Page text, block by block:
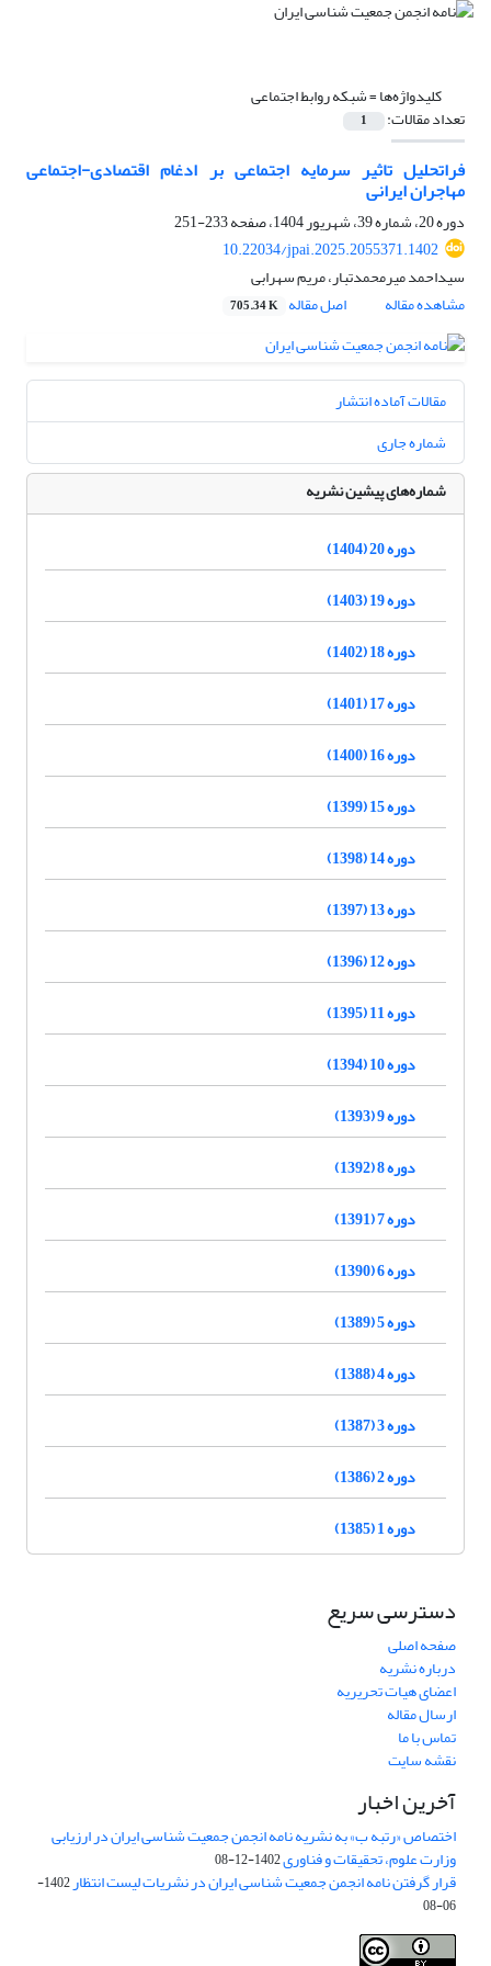
کلیدواژه‌ها =شبکه روابط اجتماعی
تعداد مقالات: 1
فراتحلیل تاثیر سرمایه اجتماعی بر ادغام اقتصادی-اجتماعی
مهاجران ایرانی
دوره 20، شماره 39، شهریور 1404، صفحه
233-251
10.22034/jpai.2025.2055371.1402
سیداحمد میرمحمدتبار، مریم سهرابی
مشاهده مقاله
اصل مقاله 705.34 K
مقالات آماده انتشار
شماره جاری
شماره‌های پیشین نشریه
دوره 20 (1404)
دوره 19 (1403)
دوره 18 (1402)
دوره 17 (1401)
دوره 16 (1400)
دوره 15 (1399)
دوره 14 (1398)
دوره 13 (1397)
دوره 12 (1396)
دوره 11 (1395)
دوره 10 (1394)
دوره 9 (1393)
دوره 8 (1392)
دوره 7 (1391)
دوره 6 (1390)
دوره 5 (1389)
دوره 4 (1388)
دوره 3 (1387)
دوره 2 (1386)
دوره 1 (1385)
دسترسی سریع
صفحه اصلی
درباره نشریه
اعضای هیات تحریریه
ارسال مقاله
تماس با ما
نقشه سایت
آخرین اخبار
اختصاص «رتبه ب» به نشریه نامه انجمن جمعیت شناسی ایران در ارزیابی
وزارت علوم، تحقیقات و فناوری1402-12-08
قرار گرفتن نامه انجمن جمعیت شناسی ایران در نشریات لیست انتظار
1402-
06-08